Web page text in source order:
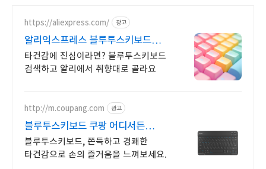
https://aliexpress.com/ 광고
알리익스프레스 블루투스키보드
데스크 셋업, 알리에서 시작
타건감에 진심이라면? 블루투스키보드
검색하고 알리에서 취향대로 골라요
http://m.coupang.com 광고
블루투스키보드 쿠팡 어디서든
자유롭게 유무선
블루투스키보드, 쫀득하고 경쾌한
타건감으로 손의 즐거움을 느껴보세요.